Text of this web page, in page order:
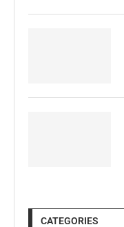
CATEGORIES